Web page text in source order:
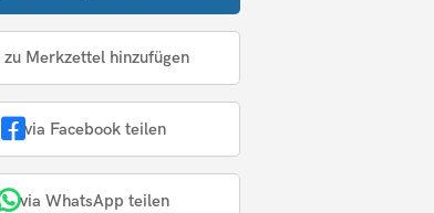
zu Merkzettel hinzufügen
via Facebook teilen
via WhatsApp teilen